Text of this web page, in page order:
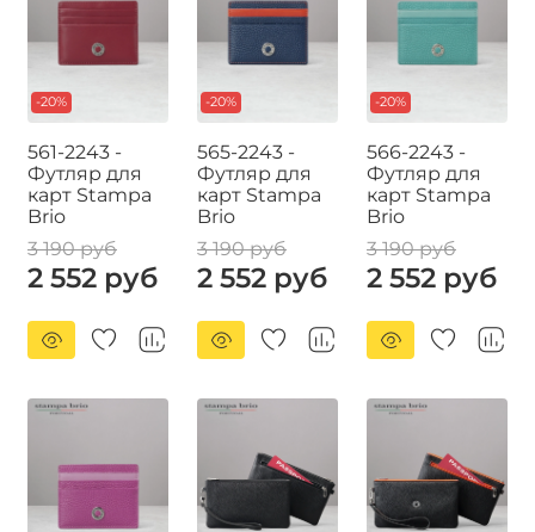
-20%
561-2243 -
Футляр для
карт Stampa
Brio
3 190 руб
2 552 руб
-20%
565-2243 -
Футляр для
карт Stampa
Brio
3 190 руб
2 552 руб
-20%
566-2243 -
Футляр для
карт Stampa
Brio
3 190 руб
2 552 руб